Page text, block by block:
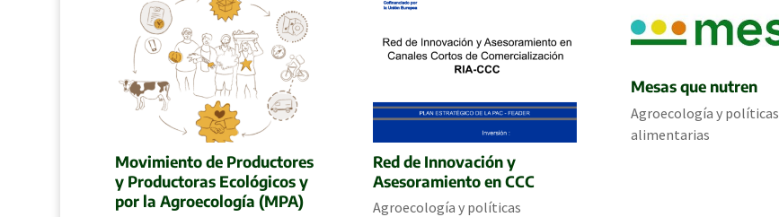
Movimiento de Productores
y Productoras Ecológicos y
por la Agroecología (MPA)
Red de Innovación y
Asesoramiento en CCC
Agroecología y políticas
Mesas que nutren
Agroecología y políticas
alimentarias